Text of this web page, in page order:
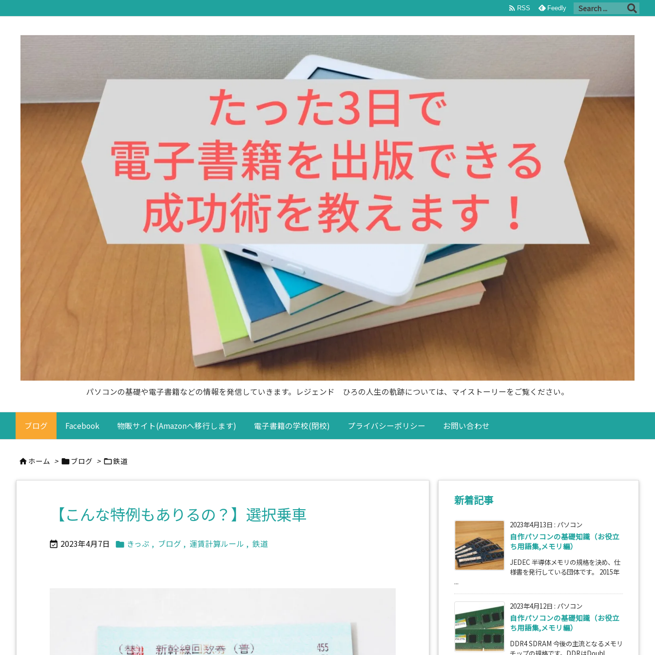
パソコンの基礎や電子書籍などの情報を発信していきます。レジェンド ひろの人生の軌跡については、マイストーリーをご覧ください。
ブログ Facebook 物販サイト(Amazonへ移行します) 電子書籍の学校(閉校) プライバシーポリシー お問い合わせ
 RSS Feedly
 ホーム > ブログ > 鉄道
【こんな特例もありるの？】選択乗車
 2023年4月7日  きっぷ , ブログ , 運賃計算ルール , 鉄道
新着記事
2023年4月13日 : パソコン
自作パソコンの基礎知識（お役立
ち用語集,メモリ編）
JEDEC 半導体メモリの規格を決め、仕
様書を発行している団体です。 2015年
...
2023年4月12日 : パソコン
自作パソコンの基礎知識（お役立
ち用語集,メモリ編）
DDR4 SDRAM 今後の主流となるメモリ
チップの規格です。DDRはDoubl ...